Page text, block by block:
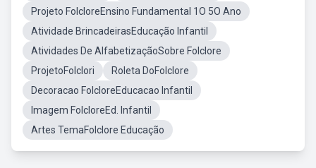
Projeto FolcloreEnsino Fundamental 1O 5O Ano
Atividade BrincadeirasEducação Infantil
Atividades De AlfabetizaçãoSobre Folclore
ProjetoFolclori
Roleta DoFolclore
Decoracao FolcloreEducacao Infantil
Imagem FolcloreEd. Infantil
Artes TemaFolclore Educação